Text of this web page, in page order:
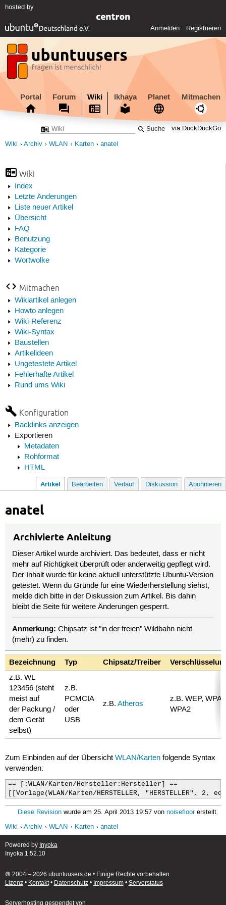
hosted by
Anmelden Registrieren
Portal Forum Wiki Ikhaya Planet Mitmachen
via DuckDuckGo
Wiki Archiv WLAN Karten anatel
Wiki
Index
Letzte Änderungen
Liste neuer Artikel
Übersicht
FAQ
Benutzung
Kategorie
Wortwolke
Mitmachen
Wikiartikel anlegen
Howto anlegen
Wiki-Referenz
Wiki-Syntax
Baustellen
Artikelideen
Ungetestete Artikel
Fehlerhafte Artikel
Rund ums Wiki
Konfiguration
Backlinks anzeigen
Exportieren
Metadaten
Rohformat
HTML
Artikel Bearbeiten Verlauf Diskussion Abonnieren
anatel
Archivierte Anleitung
Dieser Artikel wurde archiviert. Das bedeutet, dass er nicht
mehr auf Richtigkeit überprüft oder anderweitig gepflegt wird.
Der Inhalt wurde für keine aktuell unterstützte Ubuntu-Version
getestet. Wenn du Gründe für eine Wiederherstellung siehst,
melde dich bitte in der Diskussion zum Artikel. Bis dahin
bleibt die Seite für weitere Änderungen gesperrt.
Anmerkung: Chipsatz ist "in der freien" Wildbahn nicht
(mehr) zu finden.
Bezeichnung Typ Chipsatz/Treiber
z.B. WL
123456 (steht
meist auf
der Packung /
dem Gerät
selbst)
z.B.
PCMCIA
oder
USB
z.B.Atheros
z.B. WEP, WPA,
WPA2
Zum Einbinden auf der Übersicht WLAN/Kartenfolgende Syntax
verwenden:
== [:WLAN/Karten/Hersteller:Hersteller] ==
[[Vorlage(WLAN/Karten/HERSTELLER, "HERSTELLER", 2,
Diese Revision wurde am 25. April 2013 19:57 vonnoisefloorerstellt.
Wiki
Archiv WLAN Karten anatel
Powered by Inyoka
Inyoka 1.52.10
🄯 2004 – 2026 ubuntuusers.de • Einige Rechte vorbehalten
Lizenz• Kontakt• Datenschutz• Impressum• Serverstatus
Serverhosting gespendet von